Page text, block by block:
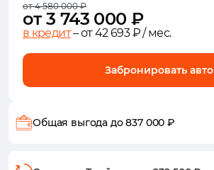
от 4 580 000 ₽
от 3 743 000 ₽
в кредит– от 42 693 ₽ / мес.
Забронировать авто
Общая выгода до 837 000 ₽